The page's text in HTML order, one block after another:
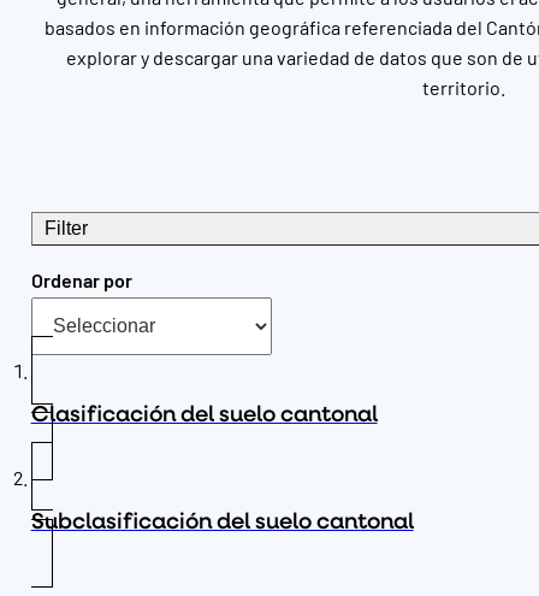
basados en información geográfica referenciada del
explorar y descargar una variedad de datos que son de
territorio.
Filter
Ordenar por
Clasificación del suelo cantonal
Subclasificación del suelo cantonal